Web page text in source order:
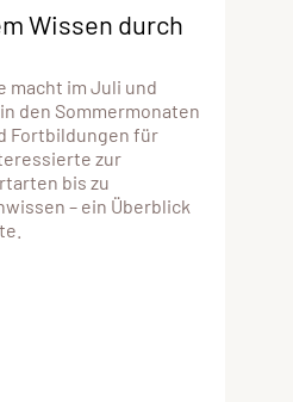
Wissen durch
macht im Juli und
den Sommermonaten
Fortbildungen für
zur
bis zu
– ein Überblick